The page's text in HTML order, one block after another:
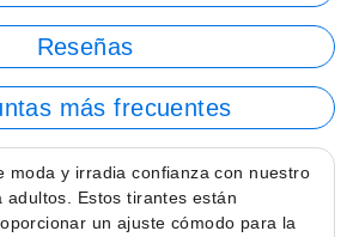
Reseñas
más frecuentes
moda y irradia confianza con nuestro
adultos. Estos tirantes están
un ajuste cómodo para la